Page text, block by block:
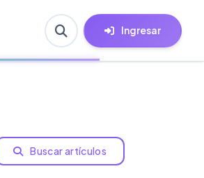
Ingresar
Buscar artículos